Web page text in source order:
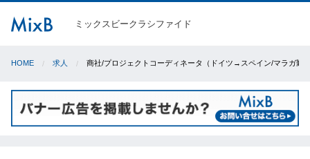
ミックスビークラシファイド
HOME 求人 商社/プロジェクトコーディネータ（ドイツ→スペイン/マラガ勤